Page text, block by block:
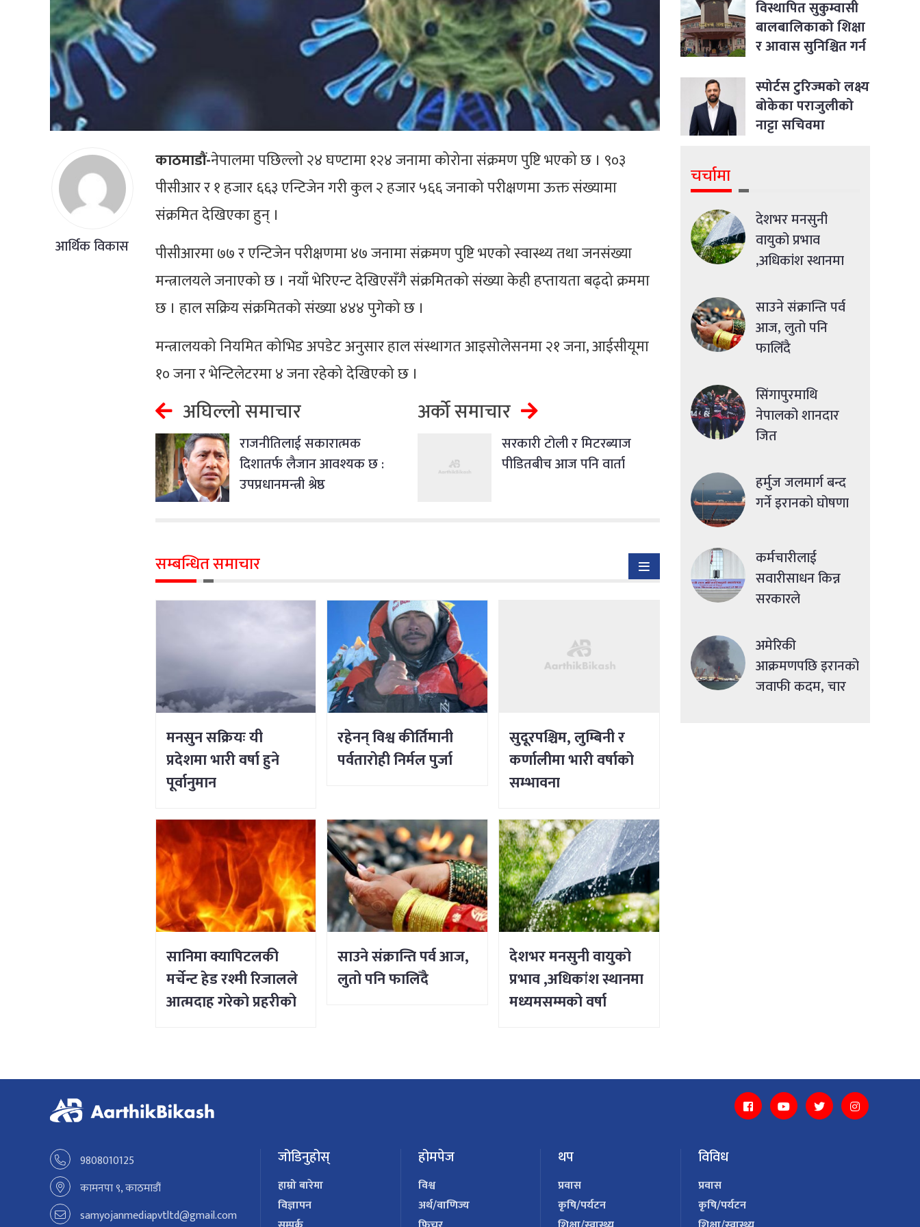
आर्थिक विकास
काठमाडौं-नेपालमा पछिल्लो २४ घण्टामा १२४ जनामा कोरोना संक्रमण पुष्टि भएको छ । ९०३
पीसीआर र १ हजार ६६३ एन्टिजेन गरी कुल २ हजार ५६६ जनाको परीक्षणमा ऊक्त संख्यामा
संक्रमित देखिएका हुन् ।
पीसीआरमा ७७ र एन्टिजेन परीक्षणमा ४७ जनामा संक्रमण पुष्टि भएको स्वास्थ्य तथा जनसंख्या
मन्त्रालयले जनाएको छ । नयाँ भेरिएन्ट देखिएसँगै संक्रमितको संख्या केही हप्तायता बढ्दो क्रममा
छ । हाल सक्रिय संक्रमितको संख्या ४४४ पुगेको छ ।
मन्त्रालयको नियमित कोभिड अपडेट अनुसार हाल संस्थागत आइसोलेसनमा २१ जना, आईसीयूमा
१० जना र भेन्टिलेटरमा ४ जना रहेको देखिएको छ ।
अघिल्लो समाचार
राजनीतिलाई सकारात्मक
दिशातर्फ लैजान आवश्यक छ :
उपप्रधानमन्त्री श्रेष्ठ
अर्को समाचार
सरकारी टोली र मिटरब्याज
पीडितबीच आज पनि वार्ता
सम्बन्धित समाचार
मनसुन सक्रियः यी
प्रदेशमा भारी वर्षा हुने
पूर्वानुमान
रहेनन् विश्व कीर्तिमानी
पर्वतारोही निर्मल पुर्जा
सुदूरपश्चिम, लुम्बिनी र
कर्णालीमा भारी वर्षाको
सम्भावना
सानिमा क्यापिटलकी
मर्चेन्ट हेड रश्मी रिजालले
आत्मदाह गरेको प्रहरीको
साउने संक्रान्ति पर्व आज,
लुतो पनि फालिँदै
देशभर मनसुनी वायुको
प्रभाव ,अधिकांश स्थानमा
मध्यमसम्मको वर्षा
विस्थापित सुकुम्वासी
बालबालिकाको शिक्षा
र आवास सुनिश्चित गर्न
स्पोर्टस टुरिज्मको लक्ष्य
बोकेका पराजुलीको
नाट्टा सचिवमा
चर्चामा
देशभर मनसुनी
वायुको प्रभाव
,अधिकांश स्थानमा
साउने संक्रान्ति पर्व
आज, लुतो पनि
फालिँदै
सिंगापुरमाथि
नेपालको शानदार
जित
हर्मुज जलमार्ग बन्द
गर्ने इरानको घोषणा
कर्मचारीलाई
सवारीसाधन किन्न
सरकारले
दिने
अमेरिकी
आक्रमणपछि इरानको
जवाफी कदम, चार
9808010125
कामनपा ९, काठमाडौं
samyojanmediapvtltd@gmail.com
जोडिनुहोस्
हाम्रो बारेमा
विज्ञापन
होमपेज
विश्व
अर्थ/वाणिज्य
थप
प्रवास
कृषि/पर्यटन
विविध
प्रवास
कृषि/पर्यटन